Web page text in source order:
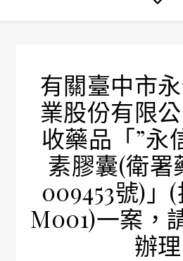
有關臺中市
業股份有限
收藥品「”永
素膠囊(衛署
009453號)」
M001)一案，
辦理